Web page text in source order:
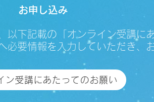
​お申し込み
以下記載の「オンライン受講に
必要情報を入力していただき、
ン受講にあたってのお願い